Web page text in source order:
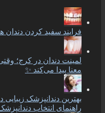
فرایند سفید کردن دندان
لمینت دندان در کرج؛
معنا پیدا می‌کند ✨
بهترین دندانپزشک
راهنمای انتخاب